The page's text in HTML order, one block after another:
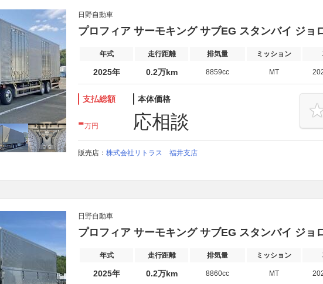
日野自動車
プロフィア サーモキング サブEG スタンバイ ジョ
年式 走行距離 排気量 ミッション
2025年 0.2万km 8859cc MT
支払総額
-万円
本体価格
応相談
販売店： 株式会社リトラス 福井支店
日野自動車
プロフィア サーモキング サブEG スタンバイ ジョ
年式 走行距離 排気量 ミッション
2025年 0.2万km 8860cc MT